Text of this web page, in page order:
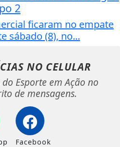
2
ficaram no empate
sábado (8), no...
NO CELULAR
Esporte em Ação no
de mensagens.
Facebook